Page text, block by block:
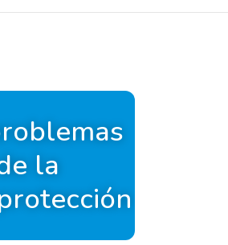
la